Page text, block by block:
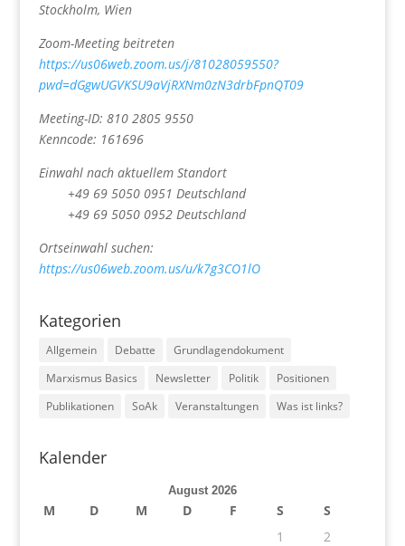
Stockholm, Wien
Zoom-Meeting beitreten
https://us06web.zoom.us/j/81028059550?
pwd=dGgwUGVKSU9aVjRXNm0zN3drbFpnQT09
Meeting-ID: 810 2805 9550
Kenncode: 161696
Einwahl nach aktuellem Standort
+49 69 5050 0951 Deutschland
+49 69 5050 0952 Deutschland
Ortseinwahl suchen:
https://us06web.zoom.us/u/k7g3CO1lO
Kategorien
Allgemein Debatte
Grundlagendokument
Marxismus Basics
Newsletter Politik
Positionen
Publikationen
SoAk Veranstaltungen Was ist links?
Kalender
August 2026
M D M D F S
S
1
2